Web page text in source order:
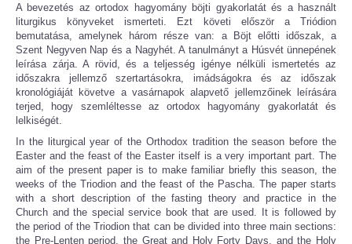
A bevezetés az ortodox hagyomány böjti gyakorlatát és a használt
liturgikus könyveket ismerteti. Ezt követi először a Triódion
bemutatása, amelynek három része van: a Böjt előtti időszak, a
Szent Negyven Nap és a Nagyhét. A tanulmányt a Húsvét ünnepének
leírása zárja. A rövid, és a teljesség igénye nélküli ismertetés az
időszakra jellemző szertartásokra, imádságokra és az időszak
kronológiáját követve a vasárnapok alapvető jellemzőinek leírására
terjed, hogy szemléltesse az ortodox hagyomány gyakorlatát és
lelkiségét.
In the liturgical year of the Orthodox tradition the season before the
Easter and the feast of the Easter itself is a very important part. The
aim of the present paper is to make familiar briefly this season, the
weeks of the Triodion and the feast of the Pascha. The paper starts
with a short description of the fasting theory and practice in the
Church and the special service book that are used. It is followed by
the period of the Triodion that can be divided into three main sections:
the Pre-Lenten period, the Great and Holy Forty Days, and the Holy